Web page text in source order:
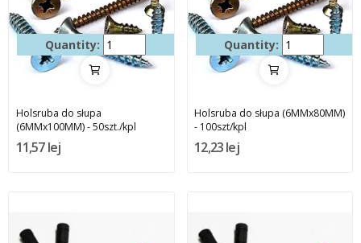
Quantity:
Holsruba do słupa
(6MMx100MM) - 50szt./kpl
11,57 lej
Quantity:
Holsruba do słupa (6MMx80MM)
- 100szt/kpl
12,23 lej